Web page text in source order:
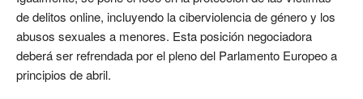
de delitos online, incluyendo la ciberviolencia de género y los
abusos sexuales a menores. Esta posición negociadora
deberá ser refrendada por el pleno del Parlamento Europeo a
principios de abril.